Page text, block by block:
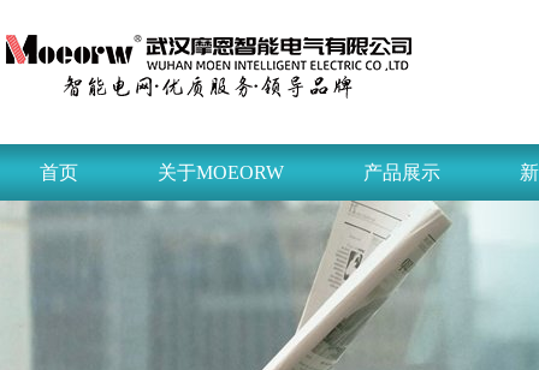
首页 关于MOEORW 产品展示